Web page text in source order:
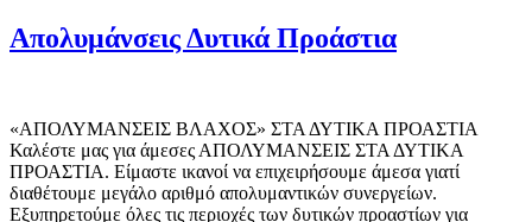
Απολυμάνσεις Δυτικά Προάστια
«ΑΠΟΛΥΜΑΝΣΕΙΣ ΒΛΑΧΟΣ» ΣΤΑ ΔΥΤΙΚΑ ΠΡΟΑΣΤΙΑ
Καλέστε μας για άμεσες ΑΠΟΛΥΜΑΝΣΕΙΣ ΣΤΑ ΔΥΤΙΚΑ
ΠΡΟΑΣΤΙΑ. Είμαστε ικανοί να επιχειρήσουμε άμεσα γιατί
διαθέτουμε μεγάλο αριθμό απολυμαντικών συνεργείων.
Εξυπηρετούμε όλες τις περιοχές των δυτικών προαστίων για